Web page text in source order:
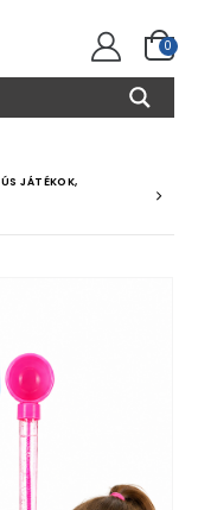
0
JÁTÉKOK,